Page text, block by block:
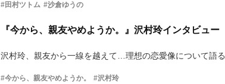
#田村ツトム #沙倉ゆうの
『今から、親友やめようか。』沢村玲インタビュー
沢村玲、親友から一線を越えて…理想の恋愛像について語る
#今から、親友やめようか。 #沢村玲